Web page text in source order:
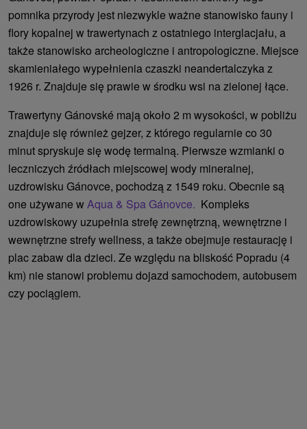
pomnika przyrody jest niezwykle ważne stanowisko fauny i
flory kopalnej w trawertynach z ostatniego interglacjału, a
także stanowisko archeologiczne i antropologiczne. Miejsce
skamieniałego wypełnienia czaszki neandertalczyka z
1926 r. Znajduje się prawie w środku wsi na zielonej łące.
Trawertyny Gánovské mają około 2 m wysokości, w pobliżu
znajduje się również gejzer, z którego regularnie co 30
minut spryskuje się wodę termalną. Pierwsze wzmianki o
leczniczych źródłach miejscowej wody mineralnej,
uzdrowisku Gánovce, pochodzą z 1549 roku. Obecnie są
one używane w Aqua & Spa Gánovce. Kompleks
uzdrowiskowy uzupełnia strefę zewnętrzną, wewnętrzne i
wewnętrzne strefy wellness, a także obejmuje restaurację i
plac zabaw dla dzieci. Ze względu na bliskość Popradu (4
km) nie stanowi problemu dojazd samochodem, autobusem
czy pociągiem.